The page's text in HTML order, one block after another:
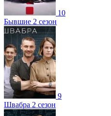
10
Бывшие 2 сезон
9
Швабра 2 сезон